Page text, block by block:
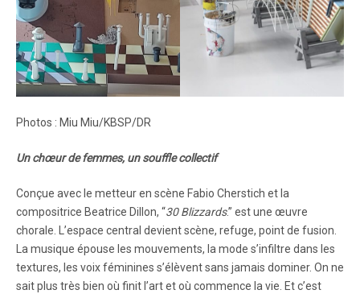
Photos : Miu Miu/KBSP/DR
Un chœur de femmes, un souffle collectif
Conçue avec le metteur en scène Fabio Cherstich et la
compositrice Beatrice Dillon, “30 Blizzards.” est une œuvre
chorale. L’espace central devient scène, refuge, point de fusion.
La musique épouse les mouvements, la mode s’infiltre dans les
textures, les voix féminines s’élèvent sans jamais dominer. On ne
sait plus très bien où finit l’art et où commence la vie. Et c’est